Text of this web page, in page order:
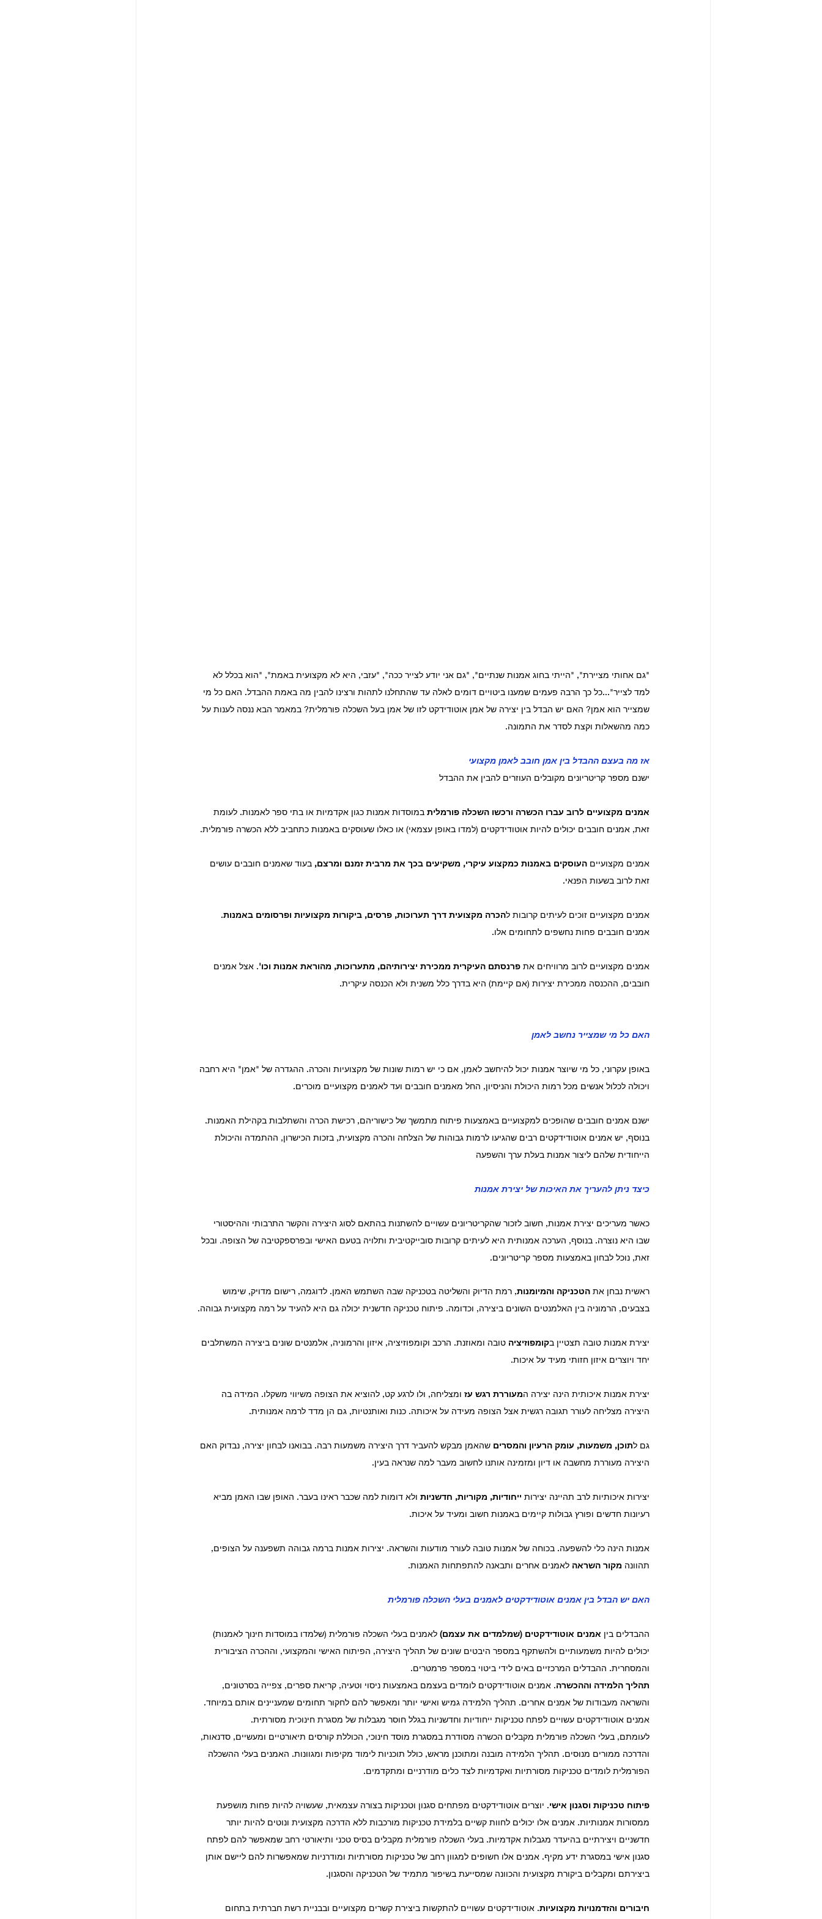
"גם אחותי מציירת", "הייתי בחוג אמנות שנתיים", "גם אני יודע לצייר ככה", "עזבי, היא לא מקצועית באמת", "הוא בכלל לא
למד לצייר"...כל כך הרבה פעמים שמענו ביטויים דומים לאלה עד שהתחלנו לתהות ורצינו להבין מה באמת ההבדל. האם כל מי
שמצייר הוא אמן? האם יש הבדל בין יצירה של אמן אוטודידקט לזו של אמן בעל השכלה פורמלית? במאמר הבא ננסה לענות על
כמה מהשאלות וקצת לסדר את התמונה.
אז מה בעצם ההבדל בין אמן חובב לאמן מקצועי
ישנם מספר קריטריונים מקובלים העוזרים להבין את ההבדל
אמנים מקצועיים לרוב עברו הכשרה ורכשו השכלה פורמלית במוסדות אמנות כגון אקדמיות או בתי ספר לאמנות. לעומת
זאת, אמנים חובבים יכולים להיות אוטודידקטים (למדו באופן עצמאי) או כאלו שעוסקים באמנות כתחביב ללא הכשרה פורמלית.
אמנים מקצועיים העוסקים באמנות כמקצוע עיקרי, משקיעים בכך את מרבית זמנם ומרצם, בעוד שאמנים חובבים עושים
זאת לרוב בשעות הפנאי.
אמנים מקצועיים זוכים לעיתים קרובות להכרה מקצועית דרך תערוכות, פרסים, ביקורות מקצועיות ופרסומים באמנות.
אמנים חובבים פחות נחשפים לתחומים אלו.
אמנים מקצועיים לרוב מרוויחים את פרנסתם העיקרית ממכירת יצירותיהם, מתערוכות, מהוראת אמנות וכו'. אצל אמנים
חובבים, ההכנסה ממכירת יצירות (אם קיימת) היא בדרך כלל משנית ולא הכנסה עיקרית.
האם כל מי שמצייר נחשב לאמן
באופן עקרוני, כל מי שיוצר אמנות יכול להיחשב לאמן, אם כי יש רמות שונות של מקצועיות והכרה. ההגדרה של "אמן" היא רחבה
ויכולה לכלול אנשים מכל רמות היכולת והניסיון, החל מאמנים חובבים ועד לאמנים מקצועיים מוכרים.
ישנם אמנים חובבים שהופכים למקצועיים באמצעות פיתוח מתמשך של כישוריהם, רכישת הכרה והשתלבות בקהילת האמנות.
בנוסף, יש אמנים אוטודידקטים רבים שהגיעו לרמות גבוהות של הצלחה והכרה מקצועית, בזכות הכישרון, ההתמדה והיכולת
הייחודית שלהם ליצור אמנות בעלת ערך והשפעה
כיצד ניתן להעריך את האיכות של יצירת אמנות
כאשר מעריכים יצירת אמנות, חשוב לזכור שהקריטריונים עשויים להשתנות בהתאם לסוג היצירה והקשר התרבותי וההיסטורי
שבו היא נוצרה. בנוסף, הערכה אמנותית היא לעיתים קרובות סובייקטיבית ותלויה בטעם האישי ובפרספקטיבה של הצופה. ובכל
זאת, נוכל לבחון באמצעות מספר קריטריונים.
ראשית נבחן את הטכניקה והמיומנות, רמת הדיוק והשליטה בטכניקה שבה השתמש האמן. לדוגמה, רישום מדויק, שימוש
בצבעים, הרמוניה בין האלמנטים השונים ביצירה, וכדומה. פיתוח טכניקה חדשנית יכולה גם היא להעיד על רמה מקצועית גבוהה.
יצירת אמנות טובה תצטיין בקומפוזיציה טובה ומאוזנת. הרכב וקומפוזיציה, איזון והרמוניה, אלמנטים שונים ביצירה המשתלבים
יחד ויוצרים איזון חזותי מעיד על איכות.
יצירת אמנות איכותית הינה יצירה המעוררת רגש עז ומצליחה, ולו לרגע קט, להוציא את הצופה משיווי משקלו. המידה בה
היצירה מצליחה לעורר תגובה רגשית אצל הצופה מעידה על איכותה. כנות ואותנטיות, גם הן מדד לרמה אמנותית.
גם לתוכן, משמעות, עומק הרעיון והמסרים שהאמן מבקש להעביר דרך היצירה משמעות רבה. בבואנו לבחון יצירה, נבדוק האם
היצירה מעוררת מחשבה או דיון ומזמינה אותנו לחשוב מעבר למה שנראה בעין.
יצירות איכותיות לרב תהיינה יצירות ייחודיות, מקוריות, חדשניות ולא דומות למה שכבר ראינו בעבר. האופן שבו האמן מביא
רעיונות חדשים ופורץ גבולות קיימים באמנות חשוב ומעיד על איכות.
אמנות הינה כלי להשפעה. בכוחה של אמנות טובה לעורר מודעות והשראה. יצירות אמנות ברמה גבוהה תשפענה על הצופים,
תהוונה מקור השראה לאמנים אחרים ותבאנה להתפתחות האמנות.
האם יש הבדל בין אמנים אוטודידקטים לאמנים בעלי השכלה פורמלית
ההבדלים בין אמנים אוטודידקטים (שמלמדים את עצמם) לאמנים בעלי השכלה פורמלית (שלמדו במוסדות חינוך לאמנות)
יכולים להיות משמעותיים ולהשתקף במספר היבטים שונים של תהליך היצירה, הפיתוח האישי והמקצועי, וההכרה הציבורית
והמסחרית. ההבדלים המרכזיים באים לידי ביטוי במספר פרמטרים.
תהליך הלמידה וההכשרה. אמנים אוטודידקטים לומדים בעצמם באמצעות ניסוי וטעיה, קריאת ספרים, צפייה בסרטונים,
והשראה מעבודות של אמנים אחרים. תהליך הלמידה גמיש ואישי יותר ומאפשר להם לחקור תחומים שמעניינים אותם במיוחד.
אמנים אוטודידקטים עשויים לפתח טכניקות ייחודיות וחדשניות בגלל חוסר מגבלות של מסגרת חינוכית מסורתית.
לעומתם, בעלי השכלה פורמלית מקבלים הכשרה מסודרת במסגרת מוסד חינוכי, הכוללת קורסים תיאורטיים ומעשיים, סדנאות,
והדרכה ממורים מנוסים. תהליך הלמידה מובנה ומתוכנן מראש, כולל תוכניות לימוד מקיפות ומגוונות. האמנים בעלי ההשכלה
הפורמלית לומדים טכניקות מסורתיות ואקדמיות לצד כלים מודרניים ומתקדמים.
פיתוח טכניקות וסגנון אישי. יוצרים אוטודידקטים מפתחים סגנון וטכניקות בצורה עצמאית, שעשויה להיות פחות מושפעת
ממסורות אמנותיות. אמנים אלו יכולים לחוות קשיים בלמידת טכניקות מורכבות ללא הדרכה מקצועית ונוטים להיות יותר
חדשניים ויצירתיים בהיעדר מגבלות אקדמיות. בעלי השכלה פורמלית מקבלים בסיס טכני ותיאורטי רחב שמאפשר להם לפתח
סגנון אישי במסגרת ידע מקיף. אמנים אלו חשופים למגוון רחב של טכניקות מסורתיות ומודרניות שמאפשרות להם ליישם אותן
ביצירתם ומקבלים ביקורת מקצועית והכוונה שמסייעת בשיפור מתמיד של הטכניקה והסגנון.
חיבורים והזדמנויות מקצועיות. אוטודידקטים עשויים להתקשות ביצירת קשרים מקצועיים ובבניית רשת חברתית בתחום